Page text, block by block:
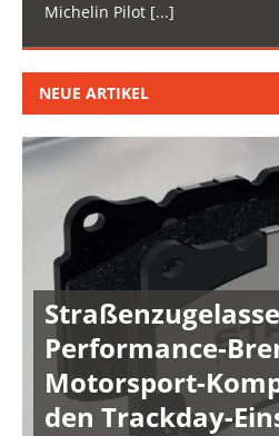
Michelin Pilot [...]
NEUE ARTIKEL
Performance-
Motorsport-
den Trackday-